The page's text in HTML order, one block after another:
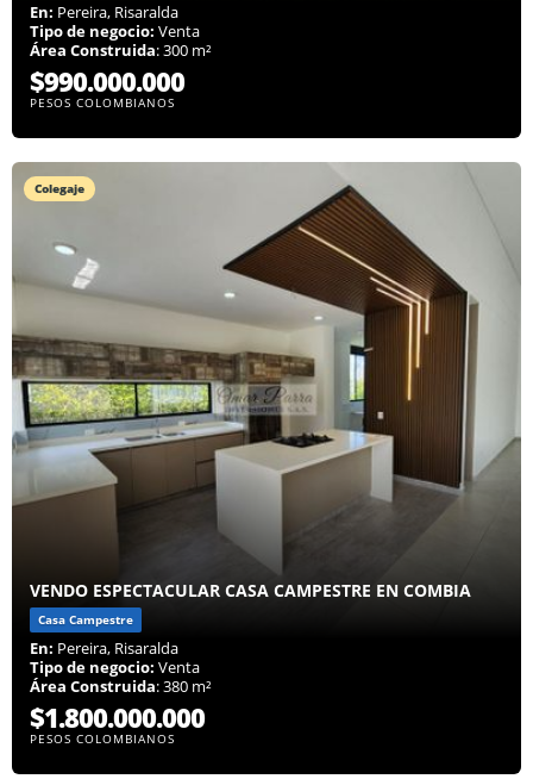
En: Pereira, Risaralda
Tipo de negocio: Venta
Área Construida: 300 m²
$990.000.000
PESOS COLOMBIANOS
Colegaje
VENDO ESPECTACULAR CASA CAMPESTRE EN COMBIA
Casa Campestre
En: Pereira, Risaralda
Tipo de negocio: Venta
Área Construida: 380 m²
$1.800.000.000
PESOS COLOMBIANOS